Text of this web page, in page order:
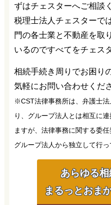
ずはチェスターへご相談
税理士法人チェスターで
門の各士業と不動産を取
いるのですべてをチェス
相続手続き周りでお困り
気軽にお問い合わせくだ
※CST法律事務所は、弁護士
り、グループ法人とは相互に
ますが、法律事務に関する委
グループ法人から独立して行っ
あらゆる
まるっとおま